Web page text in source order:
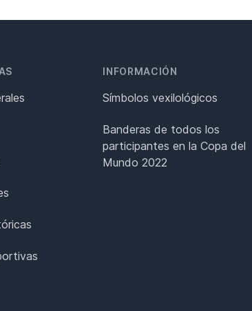
INFORMACIÓN
Símbolos vexilológicos
Banderas de todos los
participantes en la Copa del
Mundo 2022